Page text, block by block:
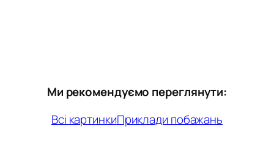
Ми рекомендуємо переглянути:
Всі картинкиПриклади побажань